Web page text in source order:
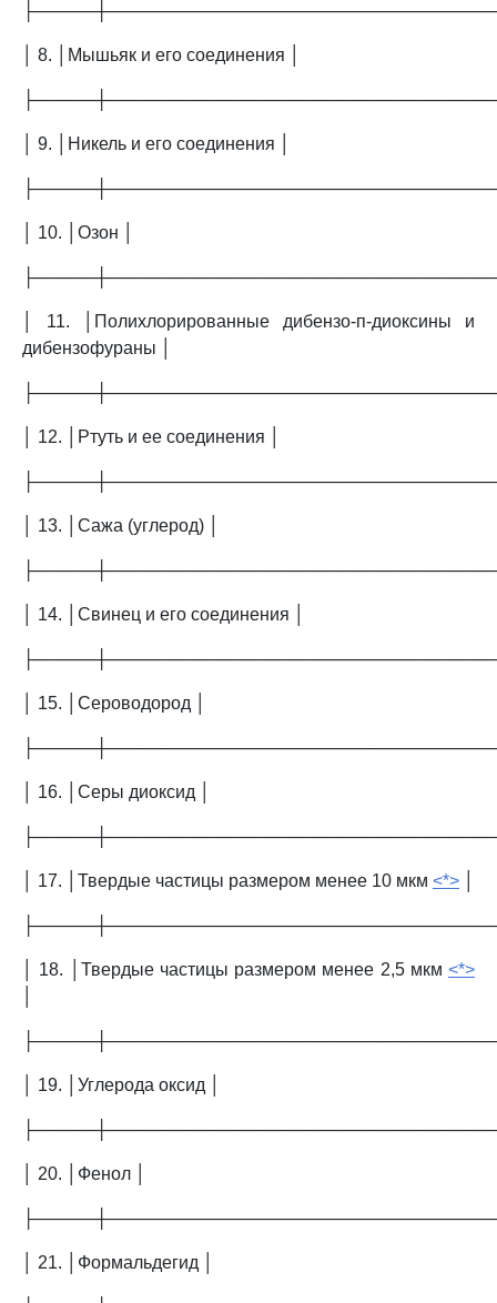
│ 8. │Мышьяк и его соединения │
│ 9. │Никель и его соединения │
│ 10. │Озон │
│ 11. │Полихлорированные дибензо-п-диоксины и
дибензофураны │
│ 12. │Ртуть и ее соединения │
│ 13. │Сажа (углерод) │
│ 14. │Свинец и его соединения │
│ 15. │Сероводород │
│ 16. │Серы диоксид │
│ 17. │Твердые частицы размером менее 10 мкм <*>
│ 18. │Твердые частицы размером менее 2,5 мкм <*>
│ 19. │Углерода оксид │
│ 20. │Фенол │
│ 21. │Формальдегид │